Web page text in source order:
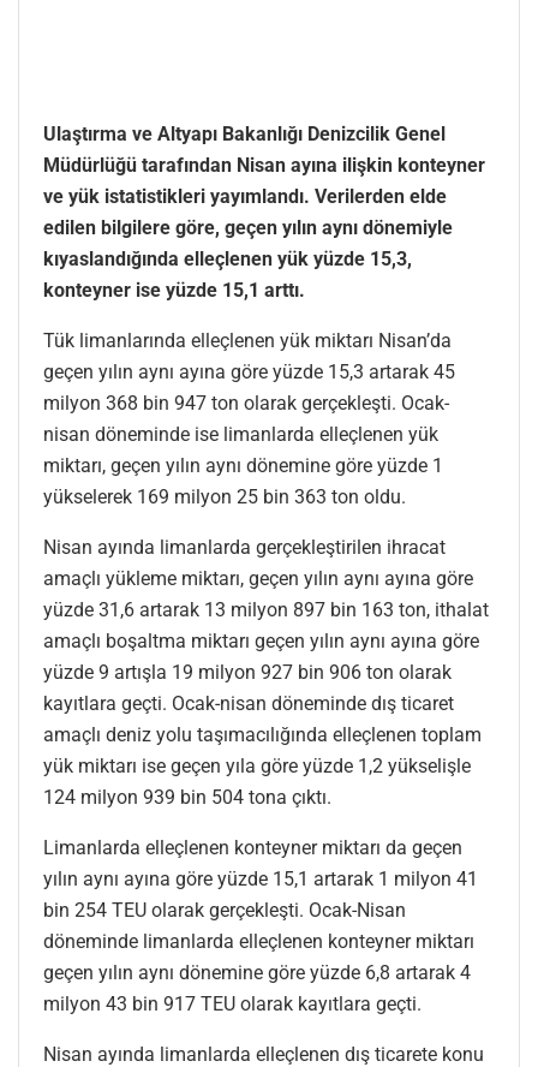
Ulaştırma ve Altyapı Bakanlığı Denizcilik Genel
Müdürlüğü tarafından Nisan ayına ilişkin konteyner
ve yük istatistikleri yayımlandı. Verilerden elde
edilen bilgilere göre, geçen yılın aynı dönemiyle
kıyaslandığında elleçlenen yük yüzde 15,3,
konteyner ise yüzde 15,1 arttı.
Tük limanlarında elleçlenen yük miktarı Nisan’da
geçen yılın aynı ayına göre yüzde 15,3 artarak 45
milyon 368 bin 947 ton olarak gerçekleşti. Ocak-
nisan döneminde ise limanlarda elleçlenen yük
miktarı, geçen yılın aynı dönemine göre yüzde 1
yükselerek 169 milyon 25 bin 363 ton oldu.
Nisan ayında limanlarda gerçekleştirilen ihracat
amaçlı yükleme miktarı, geçen yılın aynı ayına göre
yüzde 31,6 artarak 13 milyon 897 bin 163 ton, ithalat
amaçlı boşaltma miktarı geçen yılın aynı ayına göre
yüzde 9 artışla 19 milyon 927 bin 906 ton olarak
kayıtlara geçti. Ocak-nisan döneminde dış ticaret
amaçlı deniz yolu taşımacılığında elleçlenen toplam
yük miktarı ise geçen yıla göre yüzde 1,2 yükselişle
124 milyon 939 bin 504 tona çıktı.
Limanlarda elleçlenen konteyner miktarı da geçen
yılın aynı ayına göre yüzde 15,1 artarak 1 milyon 41
bin 254 TEU olarak gerçekleşti. Ocak-Nisan
döneminde limanlarda elleçlenen konteyner miktarı
geçen yılın aynı dönemine göre yüzde 6,8 artarak 4
milyon 43 bin 917 TEU olarak kayıtlara geçti.
Nisan ayında limanlarda elleçlenen dış ticarete konu